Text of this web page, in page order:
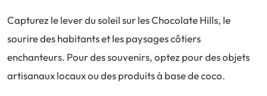
Capturez le lever du soleil sur les Chocolate Hills, le
sourire des habitants et les paysages côtiers
enchanteurs. Pour des souvenirs, optez pour des objets
artisanaux locaux ou des produits à base de coco.